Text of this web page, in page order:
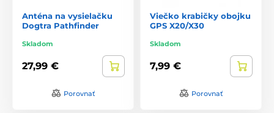
Anténa na vysielačku
Dogtra Pathfinder
Skladom
27,99 €
Porovnať
Viečko krabičky obojku
GPS X20/X30
Skladom
7,99 €
Porovnať